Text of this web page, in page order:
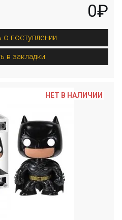
0₽
поступлении
в закладки
НЕТ В НАЛИЧИИ